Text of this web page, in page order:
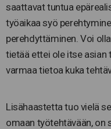
saattavat tuntua
työaikaa syö
perehdyttäminen. Voi
tietää ettei ole itse asian
varmaa tietoa kuka
Lisähaastetta tuo vielä
omaan työtehtävään, on